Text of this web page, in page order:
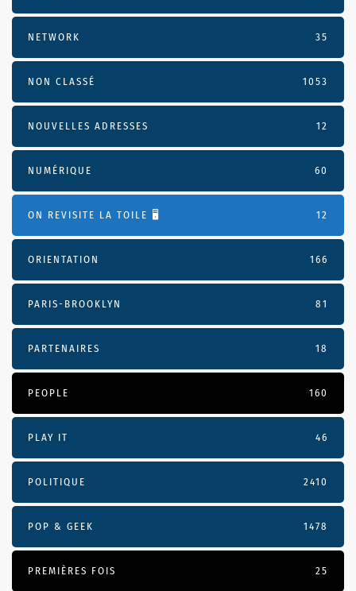
NETWORK 35
NON CLASSÉ 1053
NOUVELLES ADRESSES 12
NUMÉRIQUE 60
ON REVISITE LA TOILE 🖥️ 12
ORIENTATION 166
PARIS-BROOKLYN 81
PARTENAIRES 18
PEOPLE 160
PLAY IT 46
POLITIQUE 2410
POP & GEEK 1478
PREMIÈRES FOIS 25